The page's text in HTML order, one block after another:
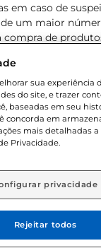
em caso de
um maior
compra de
e condições
durante o dia de
prévia notificação.
para menores de
inciso II
condições
mínimo para as
sua experiência
do site, e trazer
baseadas em seu
concorda em
mais detalhadas
Privacidade.
privacidade
Rejeitar todos